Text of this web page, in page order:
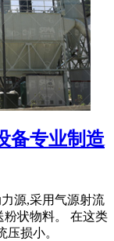
备专业制造
源,采用气源射流
粉状物料。 在这类
损小。